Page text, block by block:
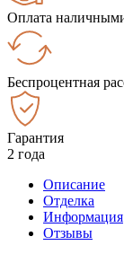
Оплата
Беспроцентная
Гарантия
2 года
Описание
Отделка
Информация
Отзывы